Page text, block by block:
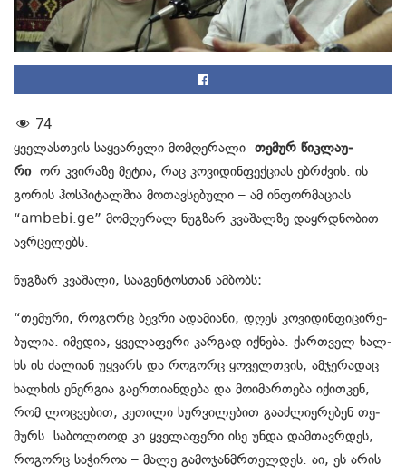
74
ყვე­ლას­თვის საყ­ვა­რე­ლი მომ­ღე­რა­ლი თე­მურ წიკ­ლა­უ­
რიორ კვი­რა­ზე მე­ტია, რაც კო­ვი­დინ­ფექ­ცი­ას ებ­რძვის. ის
გო­რის ჰოს­პი­ტალ­შია მო­თავ­სე­ბუ­ლი – ამ ინ­ფორ­მა­ცი­ას
“ambebi.ge” მომ­ღე­რა­ლ ნუგ­ზარ კვა­შა­ლზე დაყრდნობით
ავრცელებს.
ნუგზარ კვაშალი, სააგენტოსთან ამბობს:
“თე­მუ­რი, რო­გორც ბევ­რი ადა­მი­ა­ნი, დღეს კო­ვი­დინ­ფი­ცი­რე­
ბუ­ლია. იმე­დია, ყვე­ლა­ფე­რი კარ­გად იქ­ნე­ბა. ქარ­თველ ხალ­
ხს ის ძა­ლი­ან უყ­ვარს და რო­გორც ყო­ველ­თვის, ამ­ჯე­რა­დაც
ხალ­ხის ენერ­გია გა­ერ­თი­ან­დე­ბა და მო­ი­მარ­თე­ბა იქით­კენ,
რომ ლოც­ვე­ბით, კე­თი­ლი სურ­ვი­ლე­ბით გა­აძ­ლი­ე­რე­ბენ თე­
მურს. სა­ბო­ლო­ოდ კი ყვე­ლა­ფე­რი ისე უნდა დამ­თავ­რდეს,
რო­გორც სა­ჭი­როა – მალე გა­მო­ჯან­მრთელ­დეს. აი, ეს არის